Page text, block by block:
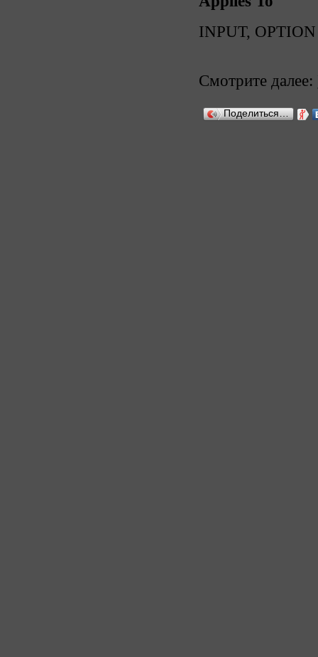
INPUT, OPTION
Смотрите далее:
Поделиться…